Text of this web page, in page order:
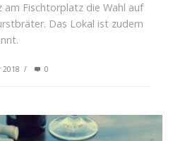
Fischtorplatz die Wahl auf
Das Lokal ist zudem
2018 / 0